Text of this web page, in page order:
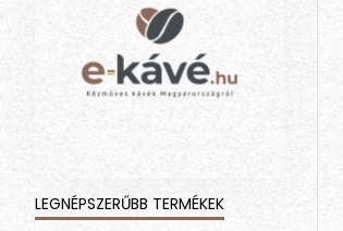
LEGNÉPSZERŰBB TERMÉKEK